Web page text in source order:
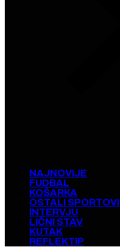
NAJNOVIJE
FUDBAL
KOŠARKA
OSTALI SPORTOVI
INTERVJU
LIČNI STAV
KUTAK
REFLEKTIP